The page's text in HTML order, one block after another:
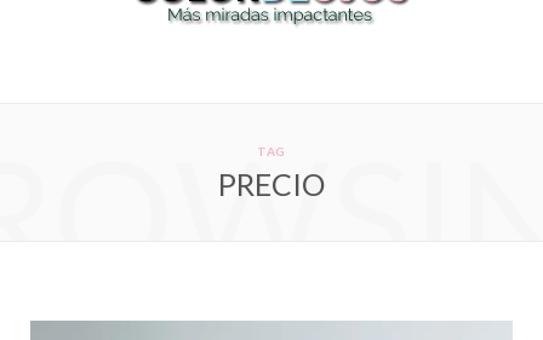
TAG
PRECIO